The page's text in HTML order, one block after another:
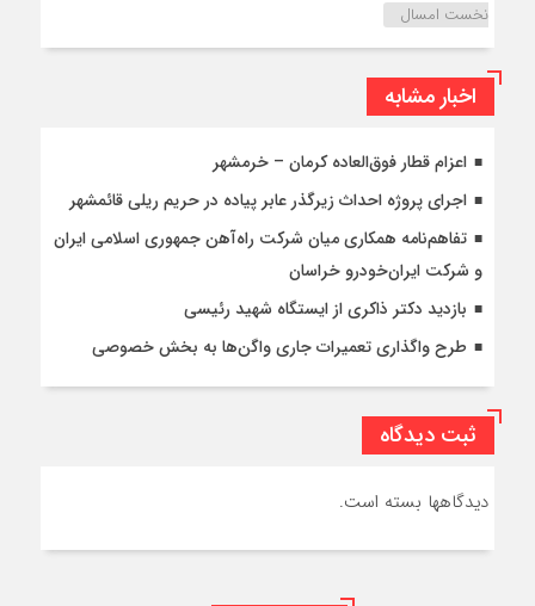
نخست امسال
اخبار مشابه
اعزام قطار فوق‌العاده کرمان – خرمشهر
اجرای پروژه احداث زیرگذر عابر پیاده در حریم ریلی قائمشهر
تفاهم‌نامه همکاری میان شرکت راه‌آهن جمهوری اسلامی ایران
و شرکت ایران‌خودرو خراسان
بازدید دکتر ذاکری از ایستگاه شهید رئیسی
طرح واگذاری تعمیرات جاری واگن‌ها به بخش خصوصی
ثبت دیدگاه
دیدگاهها بسته است.